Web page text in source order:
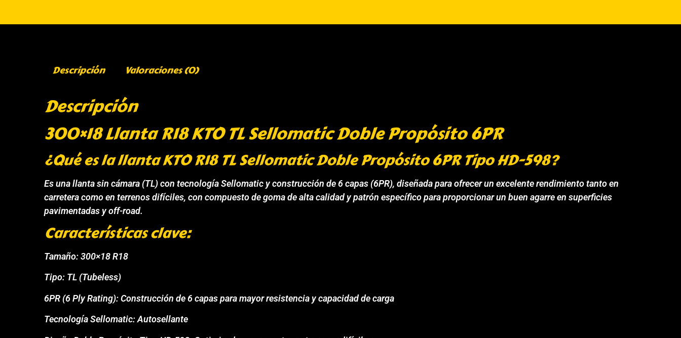
Descripción Valoraciones (0)
Descripción
300×18 Llanta R18 KTO TL Sellomatic Doble Propósito 6PR
¿Qué es la llanta KTO R18 TL Sellomatic Doble Propósito 6PR Tipo HD-598?
Es una llanta sin cámara (TL) con tecnología Sellomatic y construcción de 6 capas (6PR), diseñada para ofrecer un excelente rendimiento tanto en
carretera como en terrenos difíciles, con compuesto de goma de alta calidad y patrón específico para proporcionar un buen agarre en superficies
pavimentadas y off-road.
Características clave:
Tamaño: 300×18 R18
Tipo: TL (Tubeless)
6PR (6 Ply Rating): Construcción de 6 capas para mayor resistencia y capacidad de carga
Tecnología Sellomatic: Autosellante